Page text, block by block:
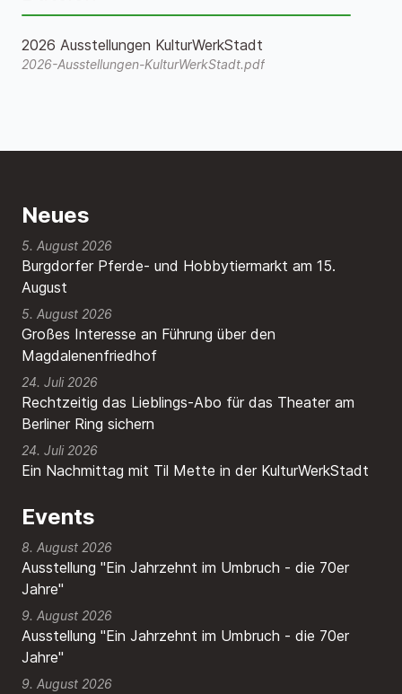
2026 Ausstellungen KulturWerkStadt
2026-Ausstellungen-KulturWerkStadt.pdf
Neues
Burgdorfer Pferde- und Hobbytiermarkt am 15.
August
5. August 2026
Großes Interesse an Führung über den
Magdalenenfriedhof
5. August 2026
Rechtzeitig das Lieblings-Abo für das Theater am
Berliner Ring sichern
24. Juli 2026
Ein Nachmittag mit Til Mette in der KulturWerkStadt
24. Juli 2026
Events
8. August 2026
Ausstellung "Ein Jahrzehnt im Umbruch - die 70er
Jahre"
9. August 2026
Ausstellung "Ein Jahrzehnt im Umbruch - die 70er
Jahre"
9. August 2026